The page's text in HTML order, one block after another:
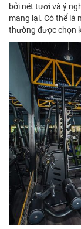
bởi nét tươi và ý
mang lại. Có thể là
thường được chọn